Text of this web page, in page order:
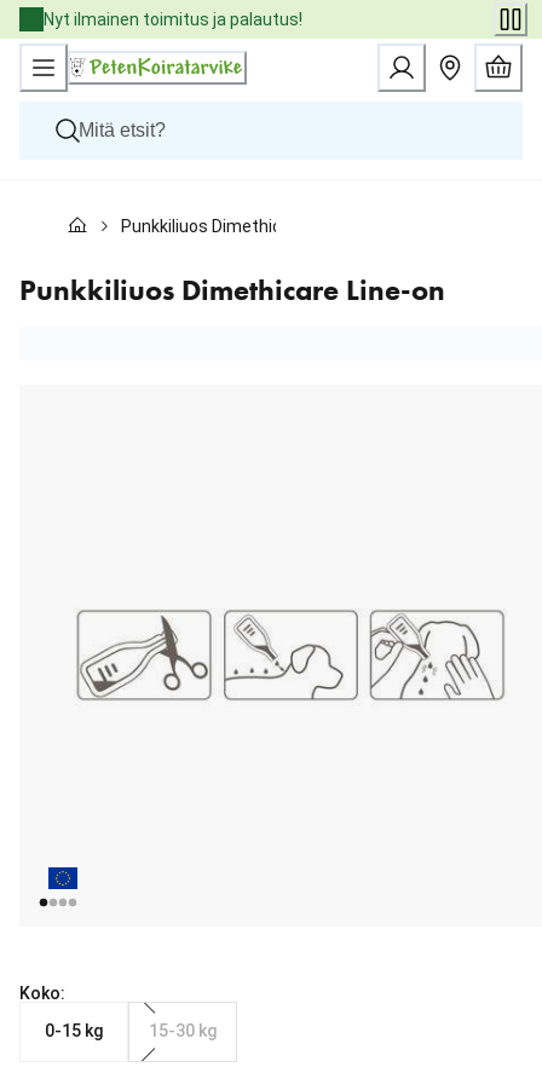
Skip
to
Content
Nyt ilmainen toimitus ja palautus!
Kissat
Eläinlääkäriruoat
Tuotemerkit
Punkkiliuos Dimethicare Line-on
Punkkiliuos Dimethicare Line-on
Koko:
0-15 kg
15-30 kg